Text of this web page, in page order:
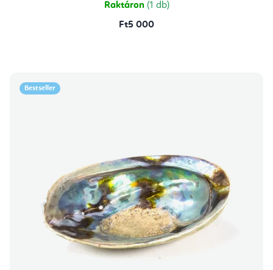
Raktáron (1 db)
Ft5 000
Bestseller